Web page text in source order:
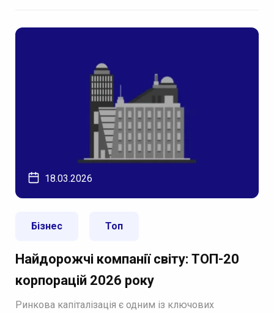
18.03.2026
Бізнес Топ
Найдорожчі компанії світу: ТОП-20
корпорацій 2026 року
Ринкова капіталізація є одним із ключових